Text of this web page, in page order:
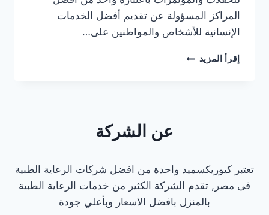
المراكز المسؤولة عن تقديم أفضل الخدمات
الإنسانية للأشخاص والمواطنين على…
إقرأ المزيد اسعاف
عن الشركة
تعتبر كيوريكسميد واحدة من افضل شركات الرعاية الطبية
فى مصر, تقدم الشركة الكثير من خدمات الرعاية الطبية
بالمنزل بافضل الاسعار وبأعلي جودة